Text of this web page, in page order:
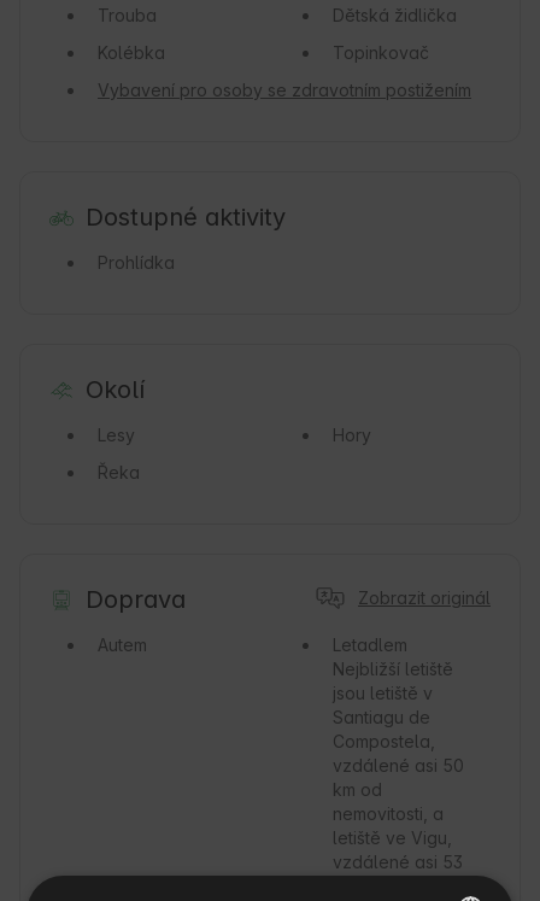
Trouba
Dětská židlička
Kolébka
Topinkovač
Vybavení pro osoby se zdravotním postižením
Dostupné aktivity
Prohlídka
Okolí
Lesy
Hory
Řeka
Doprava Zobrazit originál
Autem
Letadlem
Nejbližší letiště
jsou letiště v
Santiagu de
Compostela,
vzdálené asi 50
km od
nemovitosti, a
letiště ve Vigu,
vzdálené asi 53